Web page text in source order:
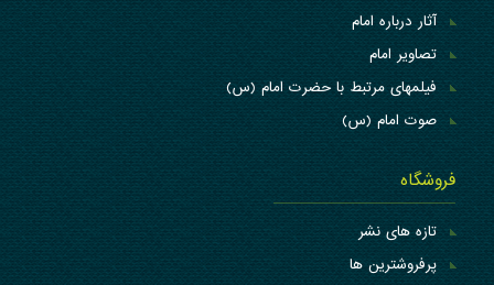
آثار درباره امام
تصاویر امام
فیلمهای مرتبط با حضرت امام (س)
صوت امام (س)
فروشگاه
تازه های نشر
پرفروشترین ها